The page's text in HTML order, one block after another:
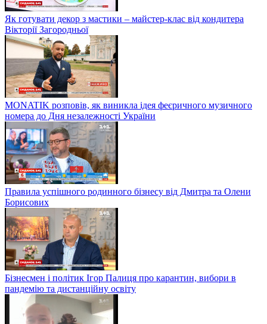
Як готувати декор з мастики – майстер-клас від кондитера
Вікторії Загородньої
MONATIK розповів, як виникла ідея феєричного музичного
номера до Дня незалежності України
Правила успішного родинного бізнесу від Дмитра та Олени
Борисових
Бізнесмен і політик Ігор Палиця про карантин, вибори в
пандемію та дистанційну освіту